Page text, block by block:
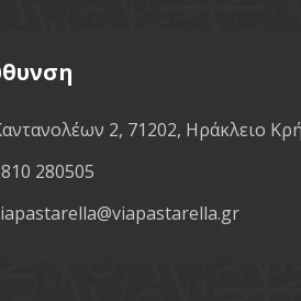
2, 71202, Ηράκλειο
280505